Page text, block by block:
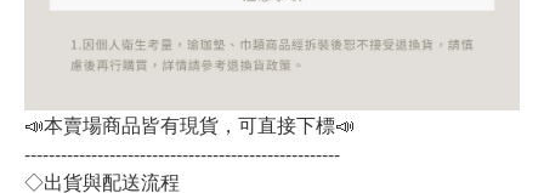
📣本賣場商品皆有現貨，可直接下標📣
----------------------------------------------------
◇出貨與配送流程